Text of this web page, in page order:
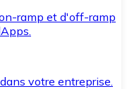
ramp et d'off-ramp
votre entreprise.